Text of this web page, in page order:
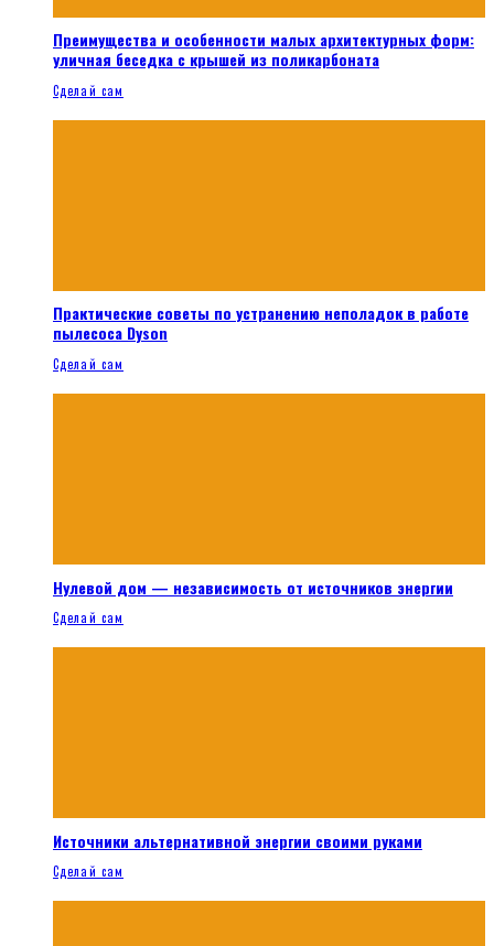
Преимущества и особенности малых архитектурных форм:
уличная беседка с крышей из поликарбоната
Сделай сам
Практические советы по устранению неполадок в работе
пылесоса Dyson
Сделай сам
Нулевой дом — независимость от источников энергии
Сделай сам
Источники альтернативной энергии своими руками
Сделай сам